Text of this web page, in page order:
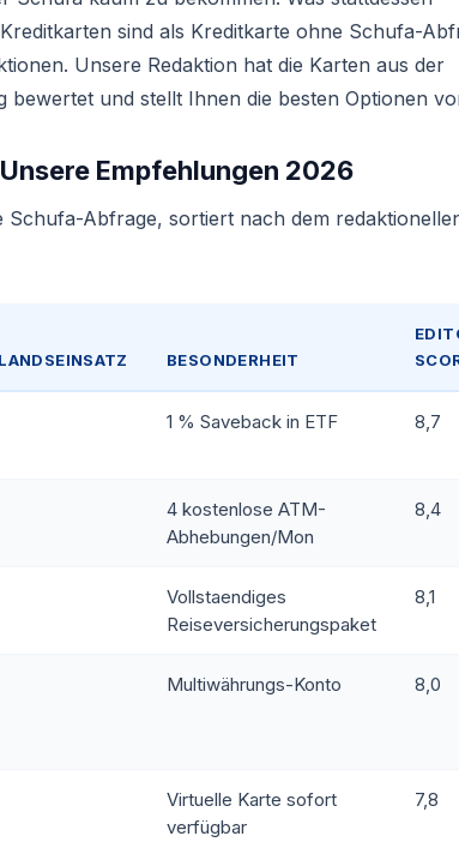
sind als Kreditkarte ohne Schufa-
Unsere Redaktion hat die Karten aus der
und stellt Ihnen die besten Optionen
Empfehlungen 2026
Schufa-Abfrage, sortiert nach dem
BESONDERHEIT
1 % Saveback in ETF 8,7
4 kostenlose ATM-
Abhebungen/Mon
8,4
Vollstaendiges
Reiseversicherungspaket
8,1
Multiwährungs-Konto 8,0
Virtuelle Karte sofort
verfügbar
7,8